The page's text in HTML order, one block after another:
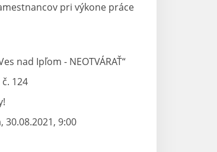
pri výkone práce
nad Ipľom - NEOTVÁRAŤ“
124
9:00